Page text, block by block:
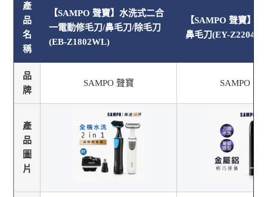
產
品
名
稱
【SAMPO 聲寶】水洗式二合
一電動修毛刀/鼻毛刀/除毛刀
(EB-Z1802WL)
【SAMPO 聲寶】
鼻毛刀(EY-Z2204L)
品
牌
SAMPO 聲寶 SAMPO 聲
產
品
圖
片